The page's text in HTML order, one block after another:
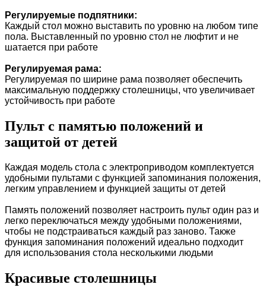
Регулируемые подпятники:
Каждый стол можно выставить по уровню на любом типе
пола. Выставленный по уровню стол не люфтит и не
шатается при работе
Регулируемая рама:
Регулируемая по ширине рама позволяет обеспечить
максимальную поддержку столешницы, что увеличивает
устойчивость при работе
Пульт с памятью положений и
защитой от детей
Каждая модель стола с электроприводом комплектуется
удобными пультами с функцией запоминания положения,
легким управлением и функцией защиты от детей
Память положений позволяет настроить пульт один раз и
легко переключаться между удобными положениями,
чтобы не подстраиваться каждый раз заново. Также
функция запоминания положений идеально подходит
для использования стола несколькими людьми
Красивые столешницы